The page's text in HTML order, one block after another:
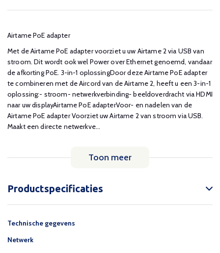
Airtame PoE adapter
Met de Airtame PoE adapter voorziet u uw Airtame 2 via USB van
stroom. Dit wordt ook wel Power over Ethernet genoemd, vandaar
de afkorting PoE. 3-in-1 oplossingDoor deze Airtame PoE adapter
te combineren met de Aircord van de Airtame 2, heeft u een 3-in-1
oplossing:- stroom- netwerkverbinding- beeldoverdracht via HDMI
naar uw displayAirtame PoE adapterVoor- en nadelen van de
Airtame PoE adapter Voorziet uw Airtame 2 van stroom via USB.
Maakt een directe netwerkve...
Toon meer
Productspecificaties
Technische gegevens
Netwerk